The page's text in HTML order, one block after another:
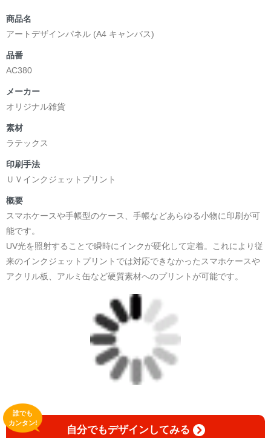
英語版: https://amzn.asia/d/8u7Cebe
＿＿＿＿＿＿＿＿＿＿＿＿＿＿＿＿＿＿＿＿＿＿
▶︎刺すように燃えるような眼差しは [+挿画51作品版]
＜著者: 絵本/挿画作成＞ 凛々風 猛 -リリカゼタケル
日本語版: https://amzn.asia/d/8oNk92Q
<デザイン画集&グッズカタログ>
小説 [弛まぬ言霊]
挿画&グッズカタログ <デザイン画集:BEST版>
＜著者:作詞/挿画作成＞ 凛々風 猛 -リリカゼタケル
☆本作品内で表現されている作詞20曲も掲載.
日本語版: https://amzn.asia/d/1pxD3g4
小説 [弛まぬ言霊] 挿画&グッズカタログ
<デザイン画集:Comics Style Version.>
＜著者:挿画作成＞ 凛々風 猛 -リリカゼタケル
日本語版: https://amzn.asia/d/fxD6D5U
小説 [弛まぬ言霊] <挿画:スケッチ&塗り絵ver.>
-挿画デザイン画集&グッズカタログ-
＜著者/小説:作詞:挿画作成＞
凛々風 猛-リリカゼタケル
https://amzn.asia/d/0dgbLm4e
<デザイン画集&グッズカタログ>
＿＿＿＿＿＿＿＿＿＿＿＿＿＿＿＿＿＿＿＿＿＿
商品名
アートデザインパネル (A4 キャンバス)
品番
AC380
メーカー
オリジナル雑貨
素材
ラテックス
印刷手法
ＵＶインクジェットプリント
概要
スマホケースや手帳型のケース、手帳などあらゆる小物に印刷が可
能です。
UV光を照射することで瞬時にインクが硬化して定着。これにより従
来のインクジェットプリントでは対応できなかったスマホケースや
アクリル板、アルミ缶など硬質素材へのプリントが可能です。
自分でもデザインしてみる
誰でも
カンタン!